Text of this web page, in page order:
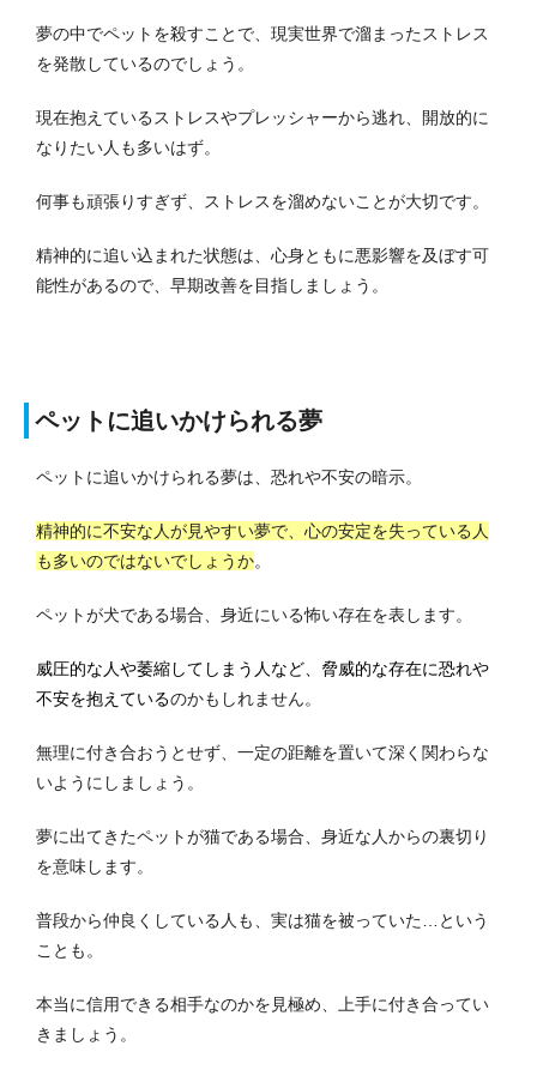
夢の中でペットを殺すことで、現実世界で溜まったストレス
を発散しているのでしょう。
現在抱えているストレスやプレッシャーから逃れ、開放的に
なりたい人も多いはず。
何事も頑張りすぎず、ストレスを溜めないことが大切です。
精神的に追い込まれた状態は、心身ともに悪影響を及ぼす可
能性があるので、早期改善を目指しましょう。
ペットに追いかけられる夢
ペットに追いかけられる夢は、恐れや不安の暗示。
精神的に不安な人が見やすい夢で、心の安定を失っている人
も多いのではないでしょうか。
ペットが犬である場合、身近にいる怖い存在を表します。
威圧的な人や萎縮してしまう人など、脅威的な存在に恐れや
不安を抱えているのかもしれません。
無理に付き合おうとせず、一定の距離を置いて深く関わらな
いようにしましょう。
夢に出てきたペットが猫である場合、身近な人からの裏切り
を意味します。
普段から仲良くしている人も、実は猫を被っていた…という
ことも。
本当に信用できる相手なのかを見極め、上手に付き合ってい
きましょう。